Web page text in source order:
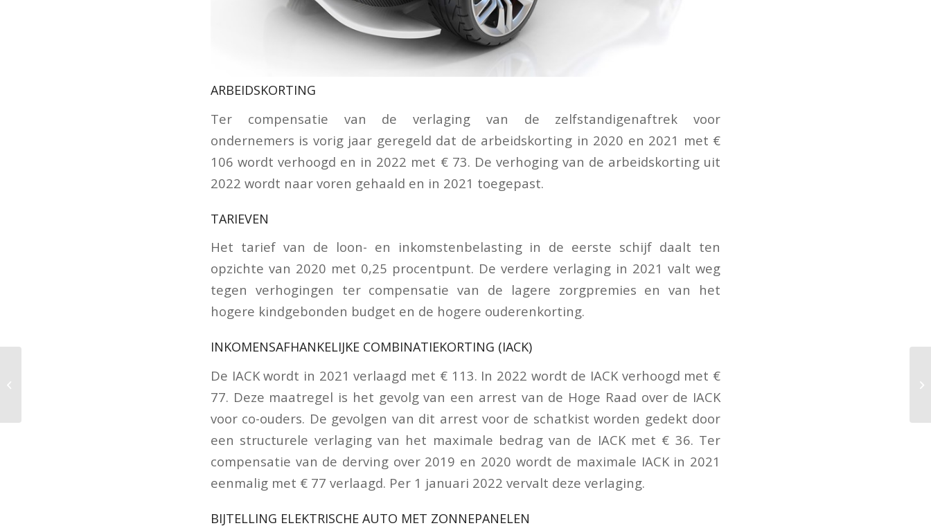
ARBEIDSKORTING
Ter compensatie van de verlaging van de zelfstandigenaftrek voor
ondernemers is vorig jaar geregeld dat de arbeidskorting in 2020 en 2021 met €
106 wordt verhoogd en in 2022 met € 73. De verhoging van de arbeidskorting uit
2022 wordt naar voren gehaald en in 2021 toegepast.
TARIEVEN
Het tarief van de loon- en inkomstenbelasting in de eerste schijf daalt ten
opzichte van 2020 met 0,25 procentpunt. De verdere verlaging in 2021 valt weg
tegen verhogingen ter compensatie van de lagere zorgpremies en van het
hogere kindgebonden budget en de hogere ouderenkorting.
INKOMENSAFHANKELIJKE COMBINATIEKORTING (IACK)
De IACK wordt in 2021 verlaagd met € 113. In 2022 wordt de IACK verhoogd met €
77. Deze maatregel is het gevolg van een arrest van de Hoge Raad over de IACK
voor co-ouders. De gevolgen van dit arrest voor de schatkist worden gedekt door
een structurele verlaging van het maximale bedrag van de IACK met € 36. Ter
compensatie van de derving over 2019 en 2020 wordt de maximale IACK in 2021
eenmalig met € 77 verlaagd. Per 1 januari 2022 vervalt deze verlaging.
BIJTELLING ELEKTRISCHE AUTO MET ZONNEPANELEN